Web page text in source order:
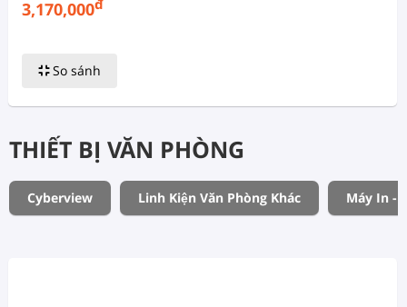
3,170,000đ
So sánh
THIẾT BỊ VĂN PHÒNG
Cyberview Linh Kiện Văn Phòng Khác Máy In -